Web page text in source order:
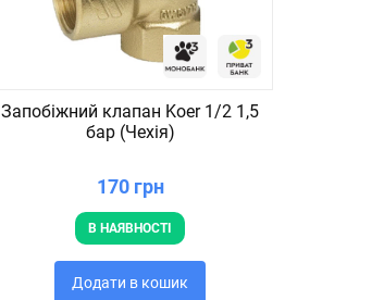
Запобіжний клапан Koer 1/2 1,5
бар (Чехія)
170 грн
В НАЯВНОСТІ
Додати в кошик